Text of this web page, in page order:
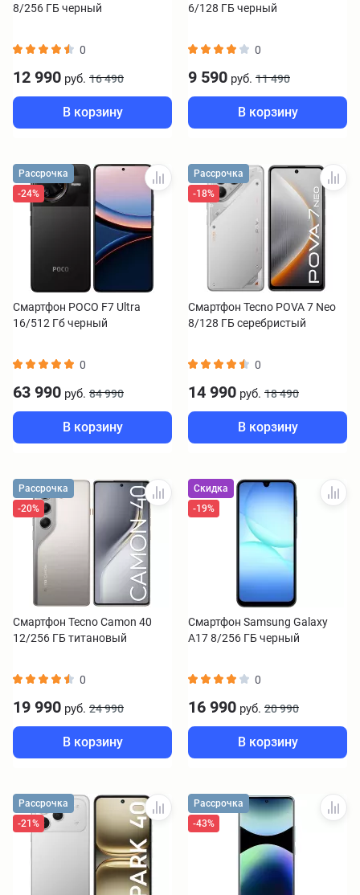
8/256 ГБ черный
0
12 990 руб. 16 490
В корзину
6/128 ГБ черный
0
9 590 руб. 11 490
В корзину
Рассрочка
-24%
Смартфон POCO F7 Ultra
16/512 Гб черный
0
63 990 руб. 84 990
В корзину
Рассрочка
-18%
Смартфон Tecno POVA 7 Neo
8/128 ГБ серебристый
0
14 990 руб. 18 490
В корзину
Рассрочка
-20%
Смартфон Tecno Camon 40
12/256 ГБ титановый
0
19 990 руб. 24 990
В корзину
Скидка
-19%
Смартфон Samsung Galaxy
A17 8/256 ГБ черный
0
16 990 руб. 20 990
В корзину
Рассрочка
-21%
Рассрочка
-43%